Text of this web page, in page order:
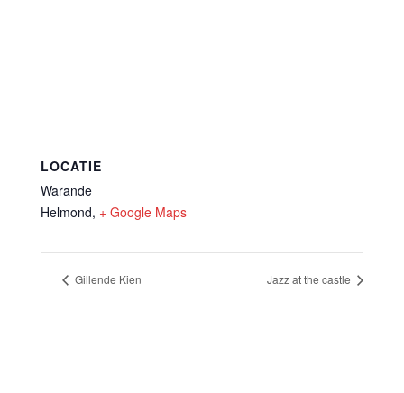
LOCATIE
Warande
Helmond, + Google Maps
Gillende Kien Jazz at the castle